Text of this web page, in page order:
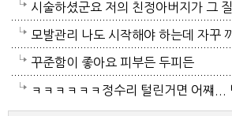
병원갔네요. 두군데를 가느라고 어제
밖에 나가지마요. 쓰러져요.ㅎ쿠팡에
에있는걸로 저도 해결하네요. 처서가
왔음 좋겠어요.근대 당분간 비소식이
택시타고 왔어요 당분간 안나가야겠
햇빛도 덜따갑고 더위도 한풀꺽이던데
라로 변할수도 있겠어요 쿠팡에 바람
끼팔던데 그거는 오래는 사용이안되
시술하셨군요 저의 친정아버지가 그
저도 좀 압니다 남자들이 나이먹음 잘
자들이 방광염에 자주 걸리듯이 그병
이여서 조심하셔야 할거에요 남편분
모발관리 나도 시작해야 하는데 자꾸
꾸준함이 좋아요 피부든 두피든
ㅋㅋㅋㅋㅋㅋ정수리 털린거면 어쨰...